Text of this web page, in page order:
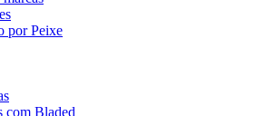
por Peixe
com Bladed